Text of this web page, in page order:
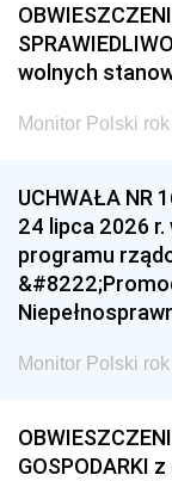
wolnych
Monitor Polski
UCHWAŁA NR
24 lipca 2026
programu
Monitor Polski
GOSPODARKI